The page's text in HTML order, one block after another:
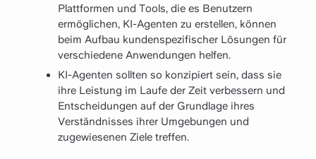
Plattformen und Tools, die es Benutzern
ermöglichen, KI-Agenten zu erstellen, können
beim Aufbau kundenspezifischer Lösungen für
verschiedene Anwendungen helfen.
KI-Agenten sollten so konzipiert sein, dass sie
ihre Leistung im Laufe der Zeit verbessern und
Entscheidungen auf der Grundlage ihres
Verständnisses ihrer Umgebungen und
zugewiesenen Ziele treffen.